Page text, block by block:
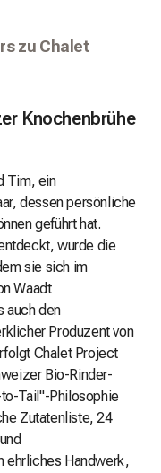
zu Chalet
Knochenbrühe
Tim, ein
dessen persönliche
geführt hat.
wurde die
sie sich im
Waadt
auch den
Produzent von
Chalet Project
Bio-Rinder-
Tail"-Philosophie
Zutatenliste, 24
ehrliches Handwerk,